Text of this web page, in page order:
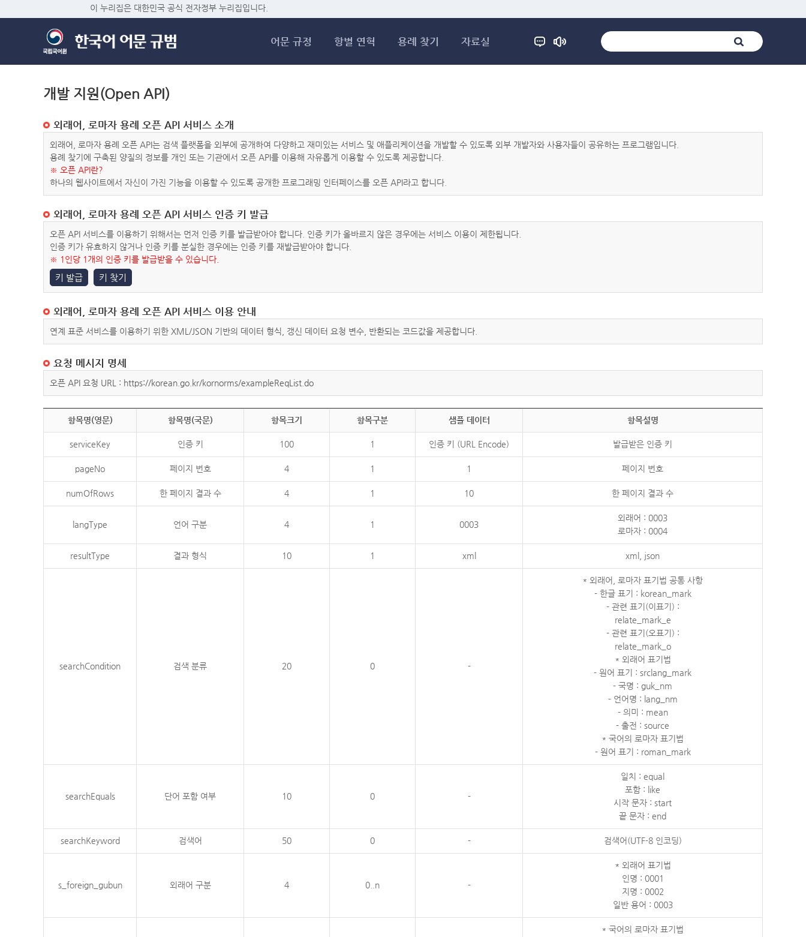
이 누리집은 대한민국 공식 전자정부 누리집입니다.
어문 규정 항별 연혁 용례 찾기 자료실
개발 지원(Open API)
외래어, 로마자 용례 오픈 API 서비스 소개
외래어, 로마자 용례 오픈 API는 검색 플랫폼을 외부에 공개하여 다양하고 재미있는 서비스 및 애플리케이션을 개발할 수 있도록 외부 개발자와 사용자들이 공유하는 프로그램입니다.
용례 찾기에 구축된 양질의 정보를 개인 또는 기관에서 오픈 API를 이용해 자유롭게 이용할 수 있도록 제공합니다.
※ 오픈 API란?
하나의 웹사이트에서 자신이 가진 기능을 이용할 수 있도록 공개한 프로그래밍 인터페이스를 오픈 API라고 합니다.
외래어, 로마자 용례 오픈 API 서비스 인증 키 발급
오픈 API 서비스를 이용하기 위해서는 먼저 인증 키를 발급받아야 합니다. 인증 키가 올바르지 않은 경우에는 서비스 이용이 제한됩니다.
인증 키가 유효하지 않거나 인증 키를 분실한 경우에는 인증 키를 재발급받아야 합니다.
※ 1인당 1개의 인증 키를 발급받을 수 있습니다.
키 발급 키 찾기
외래어, 로마자 용례 오픈 API 서비스 이용 안내
연계 표준 서비스를 이용하기 위한 XML/JSON 기반의 데이터 형식, 갱신 데이터 요청 변수, 반환되는 코드값을 제공합니다.
요청 메시지 명세
오픈 API 요청 URL : https://korean.go.kr/kornorms/exampleReqList.do
항목명(영문) 항목명(국문) 항목크기 항목구분 샘플 데이터 항목설명
serviceKey 인증 키 100 1 인증 키 (URL Encode) 발급받은 인증 키
pageNo 페이지 번호 4 1 1 페이지 번호
numOfRows 한 페이지 결과 수 4 1 10 한 페이지 결과 수
langType 언어 구분 4 1 0003
외래어 : 0003
로마자 : 0004
resultType 결과 형식 10 1 xml xml, json
searchCondition 검색 분류 20 0 -
* 외래어, 로마자 표기법 공통 사항
- 한글 표기 : korean_mark
- 관련 표기(이표기) :
relate_mark_e
- 관련 표기(오표기) :
relate_mark_o
* 외래어 표기법
- 원어 표기 : srclang_mark
- 국명 : guk_nm
- 언어명 : lang_nm
- 의미 : mean
- 출전 : source
* 국어의 로마자 표기법
- 원어 표기 : roman_mark
searchEquals 단어 포함 여부 10 0 -
일치 : equal
포함 : like
시작 문자 : start
끝 문자 : end
searchKeyword 검색어 50 0 - 검색어(UTF-8 인코딩)
s_foreign_gubun 외래어 구분 4 0..n -
* 외래어 표기법
인명 : 0001
지명 : 0002
일반 용어 : 0003
* 국어의 로마자 표기법